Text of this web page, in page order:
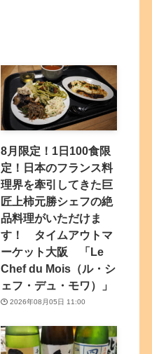
8月限定！1日100食限
定！日本のフランス料
理界を牽引してきた巨
匠上柿元勝シェフの絶
品料理がいただけま
す！ タイムアウトマ
ーケット大阪 「Le
Chef du Mois（ル・シ
ェフ・デュ・モワ）」
2026年08月05日 11:00